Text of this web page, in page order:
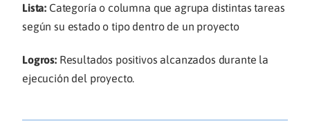
Lista: Categoría o columna que agrupa distintas tareas
según su estado o tipo dentro de un proyecto
Logros: Resultados positivos alcanzados durante la
ejecución del proyecto.